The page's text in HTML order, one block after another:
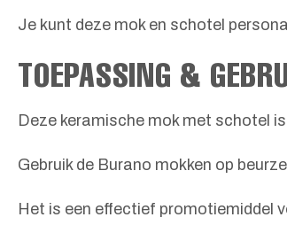
Je kunt deze mok en schotel
TOEPASSING &
Deze keramische mok met schotel
Gebruik de Burano mokken op
Het is een effectief promotiemiddel